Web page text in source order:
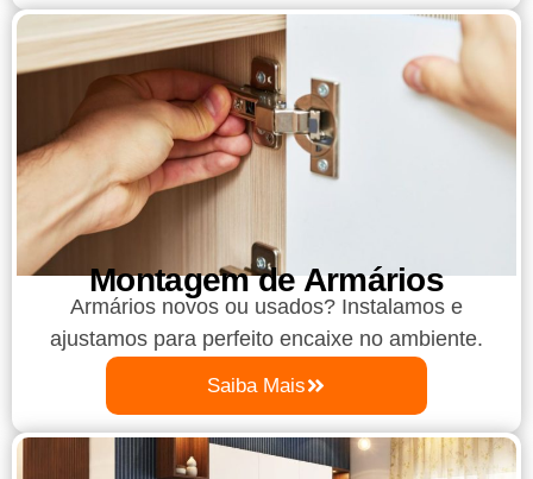
Montagem de Armários
Armários novos ou usados? Instalamos e
ajustamos para perfeito encaixe no ambiente.
Saiba Mais